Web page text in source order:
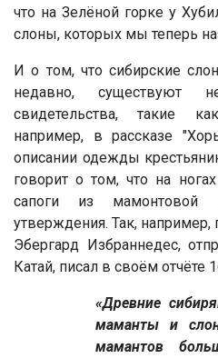
что на Зелёной горке у
слоны, которых мы теперь
И о том, что сибирские
недавно, существуют
свидетельства, такие
например, в рассказе
описании одежды
говорит о том, что на
сапоги из
утверждения. Так,
Эбергард Избраннедес,
Катай, писал в своём отчёте
«Древние
маманты и
мамантов